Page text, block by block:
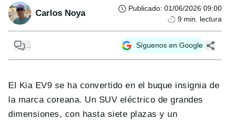
Carlos Noya Publicado: 01/06/2026 09:00
9 min. lectura
... Síguenos en Google
El Kia EV9 se ha convertido en el buque insignia de
la marca coreana. Un SUV eléctrico de grandes
dimensiones, con hasta siete plazas y un